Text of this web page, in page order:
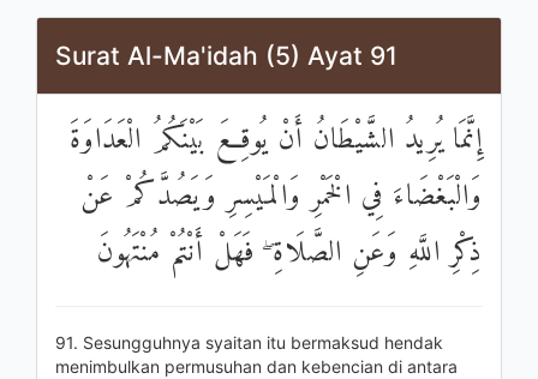
Surat Al-Ma'idah (5) Ayat 91
إِنَّمَا يُرِيدُ الشَّيْطَانُ أَنْ يُوقِعَ بَيْنَكُمُ الْعَدَاوَةَ
وَالْبَغْضَاءَ فِي الْخَمْرِ وَالْمَيْسِرِ وَيَصُدَّكُمْ عَنْ
ذِكْرِ اللَّهِ وَعَنِ الصَّلَاةِ ۖ فَهَلْ أَنْتُمْ مُنْتَهُونَ
91. Sesungguhnya syaitan itu bermaksud hendak
menimbulkan permusuhan dan kebencian di antara